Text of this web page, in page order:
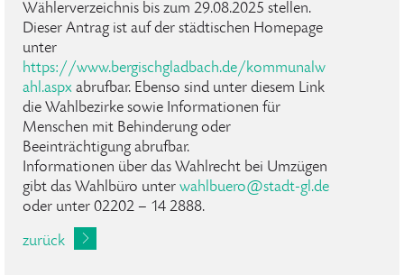
Wählerverzeichnis bis zum 29.08.2025 stellen.
Dieser Antrag ist auf der städtischen Homepage
unter
https://www.bergischgladbach.de/kommunalw
ahl.aspx abrufbar. Ebenso sind unter diesem Link
die Wahlbezirke sowie Informationen für
Menschen mit Behinderung oder
Beeinträchtigung abrufbar.
Informationen über das Wahlrecht bei Umzügen
gibt das Wahlbüro unter wahlbuero@stadt-gl.de
oder unter 02202 – 14 2888.
zurück